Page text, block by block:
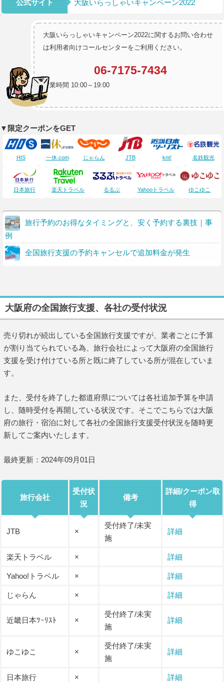
公式サイト 大阪いらっしゃいキャンペーン2022
大阪いらっしゃいキャンペーン2022に関するお問い合わせ
は利用者向けコールセンターをご利用ください。
06-7175-7434
営業時間 10:00～19:00
▼限定クーポンをGET
HIS 一休.com じゃらん JTB knt! 名鉄観光
日本旅行 楽天トラベル るるぶ Yahooトラベル ゆこゆこ
旅行予約のお得なタイミングと、安く予約する裏技｜事
例
全国旅行支援の予約キャンセルで追加料金が発生
大阪府の全国旅行支援、各社の受付状況
売り切れが続出している全国旅行支援ですが、業者ごとに予算
が割り当てられている為、旅行会社によって大阪府の全国旅行
支援を受け付けている所と既に終了している所が混在していま
す。
また、受付を終了した都道府県については各社追加予算を申請
し、随時受付を再開している状況です。そこでこちらでは大阪
府の旅行・宿泊に対して各社の全国旅行支援受付状況を随時更
新してご案内いたします。
最終更新：2024年09月01日
旅行会社
受付状
況
備考
詳細/クーポン取
得
JTB ×
受付終了/未実
施
詳細
楽天トラベル × 詳細
Yahoo!トラベル × 詳細
じゃらん × 詳細
近畿日本ﾂｰﾘｽﾄ ×
受付終了/未実
施
詳細
ゆこゆこ ×
受付終了/未実
施
詳細
日本旅行 × 詳細